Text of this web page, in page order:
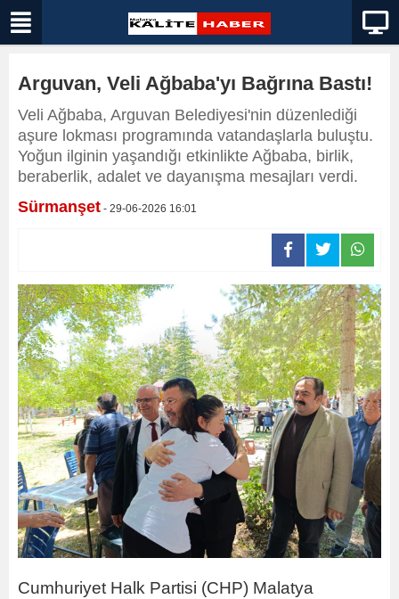
Arguvan, Veli Ağbaba'yı Bağrına Bastı!
Veli Ağbaba, Arguvan Belediyesi'nin düzenlediği
aşure lokması programında vatandaşlarla buluştu.
Yoğun ilginin yaşandığı etkinlikte Ağbaba, birlik,
beraberlik, adalet ve dayanışma mesajları verdi.
Sürmanşet - 29-06-2026 16:01
Cumhuriyet Halk Partisi (CHP) Malatya